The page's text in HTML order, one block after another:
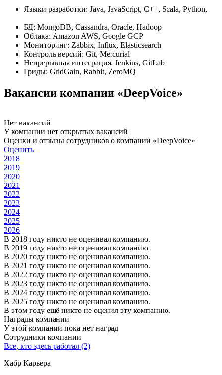
Языки разработки: Java, JavaScript, C++, Scala, Python,
БД: MongoDB, Cassandra, Oracle, Hadoop
Облака: Amazon AWS, Google GCP
Мониторинг: Zabbix, Influx, Elasticsearch
Контроль версий: Git, Mercurial
Непрерывная интеграция: Jenkins, GitLab
Гриды: GridGain, Rabbit, ZeroMQ
Вакансии компании «DeepVoice»
Нет вакансий
У компании нет открытых вакансий
Оценки и отзывы сотрудников о компании «DeepVoice»
Оценить
2018
2019
2020
2021
2022
2023
2024
2025
2026
В 2018 году никто не оценивал компанию.
В 2019 году никто не оценивал компанию.
В 2020 году никто не оценивал компанию.
В 2021 году никто не оценивал компанию.
В 2022 году никто не оценивал компанию.
В 2023 году никто не оценивал компанию.
В 2024 году никто не оценивал компанию.
В 2025 году никто не оценивал компанию.
В этом году ещё никто не оценил эту компанию.
Награды компании
У этой компании пока нет наград
Сотрудники компании
Все, кто здесь работал (2)
Хабр Карьера